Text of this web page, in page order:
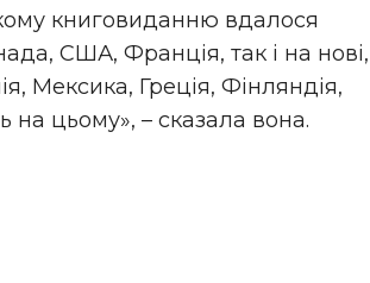
книговиданню вдалося
США, Франція, так і на нові,
Мексика, Греція, Фінляндія,
цьому», – сказала вона.